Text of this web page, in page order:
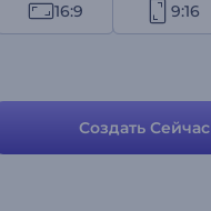
16:9 9:16
Создать Сейчас